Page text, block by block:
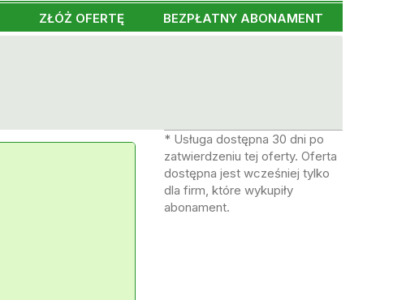
ZŁÓŻ OFERTĘ BEZPŁATNY ABONAMENT
* Usługa dostępna 30 dni po
zatwierdzeniu tej oferty. Oferta
dostępna jest wcześniej tylko
dla firm, które wykupiły
abonament.